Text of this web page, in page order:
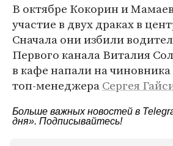
В октябре Кокорин и
участие в двух драках в
Сначала они избили
Первого канала Виталия
в кафе напали на
топ-менеджераСергея
Больше важных новостей в
дня». Подписывайтесь!